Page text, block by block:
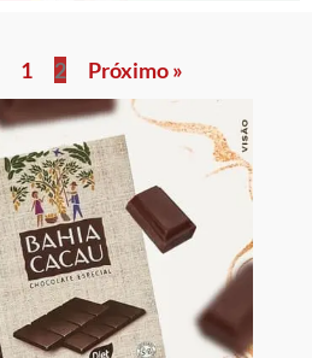
1 2 Próximo »